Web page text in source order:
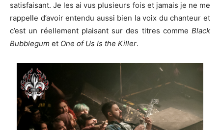
satisfaisant. Je les ai vus plusieurs fois et jamais je ne me
rappelle d’avoir entendu aussi bien la voix du chanteur et
c’est un réellement plaisant sur des titres comme Black
Bubblegum et One of Us Is the Killer.